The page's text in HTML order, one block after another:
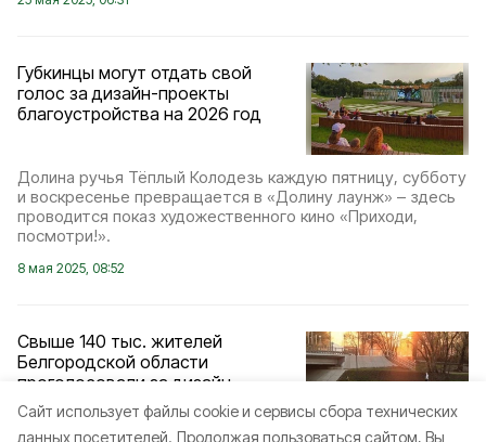
Cайт использует файлы cookie и сервисы сбора технических
данных посетителей. Продолжая пользоваться сайтом, Вы
Губкинцы могут отдать свой
голос за дизайн-проекты
благоустройства на 2026 год
Долина ручья Тёплый Колодезь каждую пятницу, субботу
и воскресенье превращается в «Долину лаунж» – здесь
проводится показ художественного кино «Приходи,
посмотри!».
8 мая 2025, 08:52
Свыше 140 тыс. жителей
Белгородской области
проголосовали за дизайн-
проекты благоустройства